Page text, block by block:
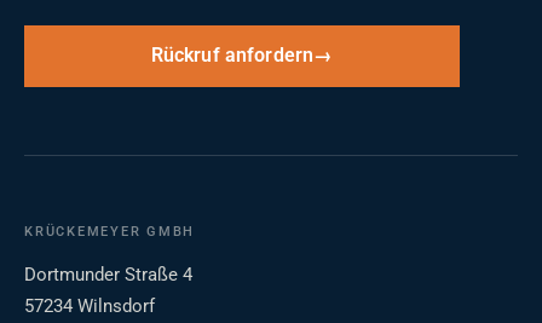
Rückruf anfordern
KRÜCKEMEYER GMBH
Dortmunder Straße 4
57234 Wilnsdorf